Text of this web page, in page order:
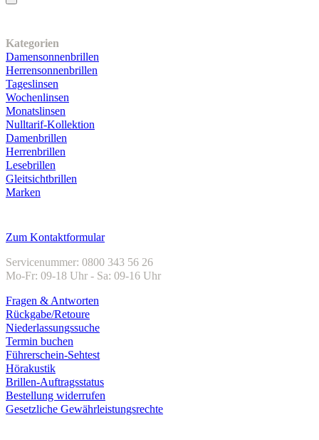
Kategorien
Damensonnenbrillen
Herrensonnenbrillen
Tageslinsen
Wochenlinsen
Monatslinsen
Nulltarif-Kollektion
Damenbrillen
Herrenbrillen
Lesebrillen
Gleitsichtbrillen
Marken
Zum Kontaktformular
Servicenummer: 0800 343 56 26
Mo-Fr: 09-18 Uhr - Sa: 09-16 Uhr
Fragen & Antworten
Rückgabe/Retoure
Niederlassungssuche
Termin buchen
Führerschein-Sehtest
Hörakustik
Brillen-Auftragsstatus
Bestellung widerrufen
Gesetzliche Gewährleistungsrechte